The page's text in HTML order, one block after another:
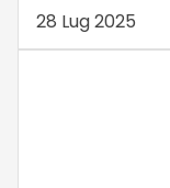
28 Lug 2025